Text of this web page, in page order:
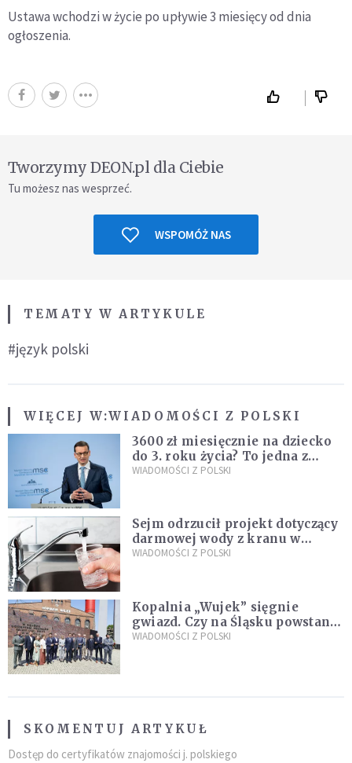
Ustawa wchodzi w życie po upływie 3 miesięcy od dnia
ogłoszenia.
Tworzymy DEON.pl dla Ciebie
Tu możesz nas wesprzeć.
WSPOMÓŻ NAS
TEMATY W ARTYKULE
#język polski
WIĘCEJ W:WIADOMOŚCI Z POLSKI
3600 zł miesięcznie na dziecko
do 3. roku życia? To jedna z
propozycji programu "Rozwój
WIADOMOŚCI Z POLSKI
Sejm odrzucił projekt dotyczący
darmowej wody z kranu w
restauracjach
WIADOMOŚCI Z POLSKI
Kopalnia „Wujek” sięgnie
gwiazd. Czy na Śląsku powstanie
„Dolina Krzemowa”?
WIADOMOŚCI Z POLSKI
SKOMENTUJ ARTYKUŁ
Dostęp do certyfikatów znajomości j. polskiego